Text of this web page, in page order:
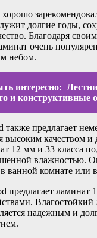
долгие годы,
Благодаря
очень
небом.
интересно:
и конструктивные
предлагает
высоким качеством и
12 мм и 33 класса
влажностью.
ванной комнате или
предлагает ламинат
Влагостойкий
надежным и